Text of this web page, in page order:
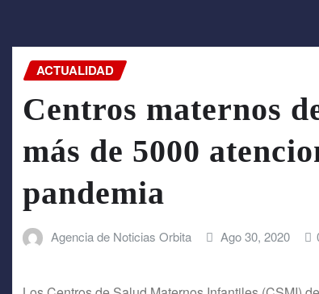
ACTUALIDAD
Centros maternos
más de 5000
pandemia
Agencia de Noticias Orbita Ago 30, 2020